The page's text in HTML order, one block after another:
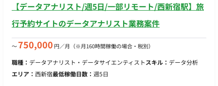
【データアナリスト/週5日/一部リモート/西新宿駅】旅
行予約サイトのデータアナリスト業務案件
〜750,000 円／月 （※月160時間稼働の場合・税別）
職種： データアナリスト・データサイエンティストスキル： データ分析
エリア： 西新宿最低稼働日数： 週5日